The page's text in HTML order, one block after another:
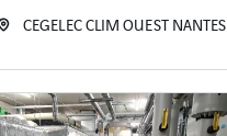
CEGELEC CLIM OUEST NANTES